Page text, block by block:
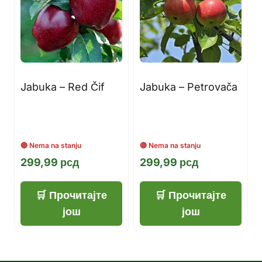
Jabuka – Red Čif
299,99 рсд
Прочитајте
још
Jabuka – Petrovača
299,99 рсд
Прочитајте
још